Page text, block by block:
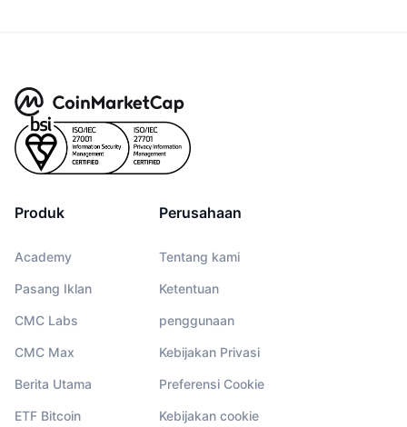
Produk
Academy
Pasang Iklan
CMC Labs
CMC Max
Berita Utama
ETF Bitcoin
Perusahaan
Tentang kami
Ketentuan
penggunaan
Kebijakan Privasi
Preferensi Cookie
Kebijakan cookie